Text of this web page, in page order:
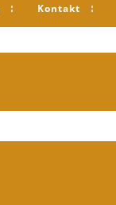
Kontakt